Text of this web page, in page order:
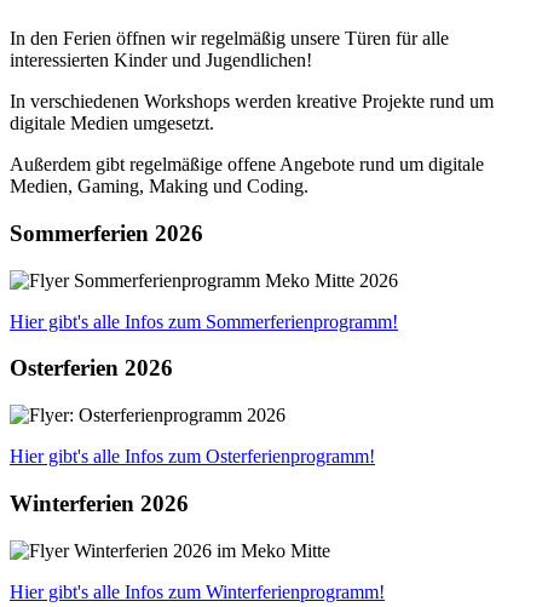
In den Ferien öffnen wir regelmäßig unsere Türen für alle
interessierten Kinder und Jugendlichen!
In verschiedenen Workshops werden kreative Projekte rund um
digitale Medien umgesetzt.
Außerdem gibt regelmäßige offene Angebote rund um digitale
Medien, Gaming, Making und Coding.
Sommerferien 2026
Hier gibt's alle Infos zum Sommerferienprogramm!
Osterferien 2026
Hier gibt's alle Infos zum Osterferienprogramm!
Winterferien 2026
Hier gibt's alle Infos zum Winterferienprogramm!